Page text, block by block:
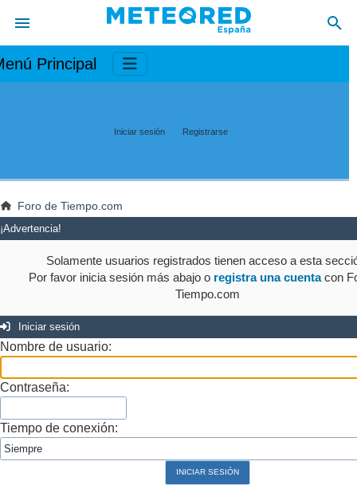
Principal
Iniciar sesión Registrarse
Foro de Tiempo.com
¡Advertencia!
Solamente usuarios registrados tienen acceso a esta
Por favor inicia sesión más abajo o registra una cuentacon
Tiempo.com
Iniciar sesión
Nombre de usuario:
Contraseña:
Tiempo de conexión: